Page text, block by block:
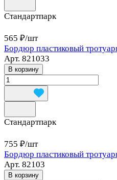
Стандартпарк
565 ₽/шт
Бордюр пластиковый
Арт. 821033
В корзину
Стандартпарк
755 ₽/шт
Бордюр пластиковый
Арт. 82103
В корзину